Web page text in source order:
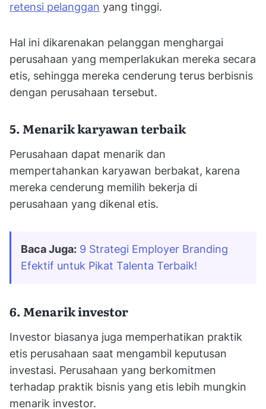
retensi pelanggan yang tinggi.
Hal ini dikarenakan pelanggan menghargai
perusahaan yang memperlakukan mereka secara
etis, sehingga mereka cenderung terus berbisnis
dengan perusahaan tersebut.
5. Menarik karyawan terbaik
Perusahaan dapat menarik dan
mempertahankan karyawan berbakat, karena
mereka cenderung memilih bekerja di
perusahaan yang dikenal etis.
Baca Juga: 9 Strategi Employer Branding
Efektif untuk Pikat Talenta Terbaik!
6. Menarik investor
Investor biasanya juga memperhatikan praktik
etis perusahaan saat mengambil keputusan
investasi. Perusahaan yang berkomitmen
terhadap praktik bisnis yang etis lebih mungkin
menarik investor.